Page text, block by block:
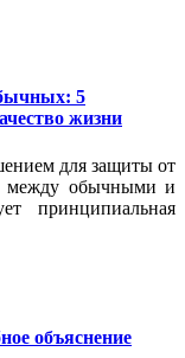
5
жизни
для защиты от
между обычными и
принципиальная
объяснение